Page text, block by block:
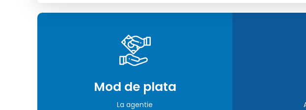
Mod de plata
La agentie